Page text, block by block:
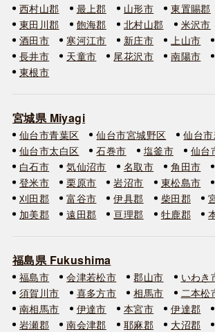
西村山郡 最上郡 山形市 東置賜郡
東田川郡
飽海郡 北村山郡 米沢市
酒田市
寒河江市 新庄市 上山市
長井市
天童市 尾花沢市 南陽市
東根市
宮城県 Miyagi
仙台市青葉区 仙台市宮城野区
仙台
仙台市太白区
石巻市 塩釜市
仙台
白石市
気仙沼市 名取市 角田市
登米市
栗原市 岩沼市 東松島市
刈田郡
富谷市 伊具郡 柴田郡
加美郡
遠田郡 亘理郡 牡鹿郡
福島県 Fukushima
福島市 会津若松市 郡山市 いわき
須賀川市
喜多方市 相馬市 二本松
南相馬市
伊達市 本宮市 伊達郡
岩瀬郡
南会津郡 耶麻郡 大沼郡